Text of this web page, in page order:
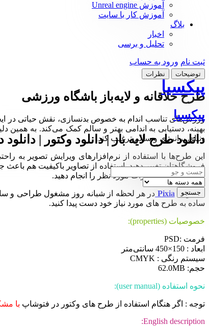
آموزش Unreal engine
آموزش کار با سایت
بلاگ
اخبار
تحلیل و برسی
ثبت نام ورود به حساب
پیکسیا
پیکسیا
دانلود طرح لایه باز | دانلود وکتور |
توضیحات نظرات
طرح خلاقانه و لایه‌باز باشگاه ورزشی
ورزش‌های تناسب اندام به خصوص بدنسازی، نقش حیاتی در
بهینه، دستیابی به اندامی بهتر و سالم کمک می‌کند. به همین
دنیای پرانرژی و سالم ترغیب کند.
این طرح‌ها با استفاده از نرم‌افزارهای ویرایش تصویر به
افزار فتوشاپ تغییرات مورد نظر را انجام دهید.
مجموعه Pixia در هر لحظه از شبانه روز مشغول طراحی و
ساده به طرح های مورد نیاز خود دست پیدا کنید.
خصوصیات (properties):
فرمت :PSD
ابعاد : 150×450 سانتی‌متر
سیستم رنگی : CMYK
حجم: 62.0MB
نحوه استفاده (user manual):
توجه : اگر هنگام استفاده از طرح های وکتور در فتوشاپ با
English description: